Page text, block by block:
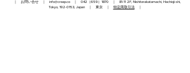
｜ お問い合せ ｜ info@creap.co｜ 042（659）1870 ｜ 81-11 2F, Nishiterakatamachi, Hachioji-shi,
Tokyo, 192-0153, Japan ｜ 東京 ｜ 特定商取引法｜